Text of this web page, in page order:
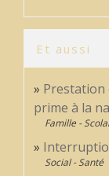
Et aussi
Prestation
prime à la
Famille -
Social - Santé